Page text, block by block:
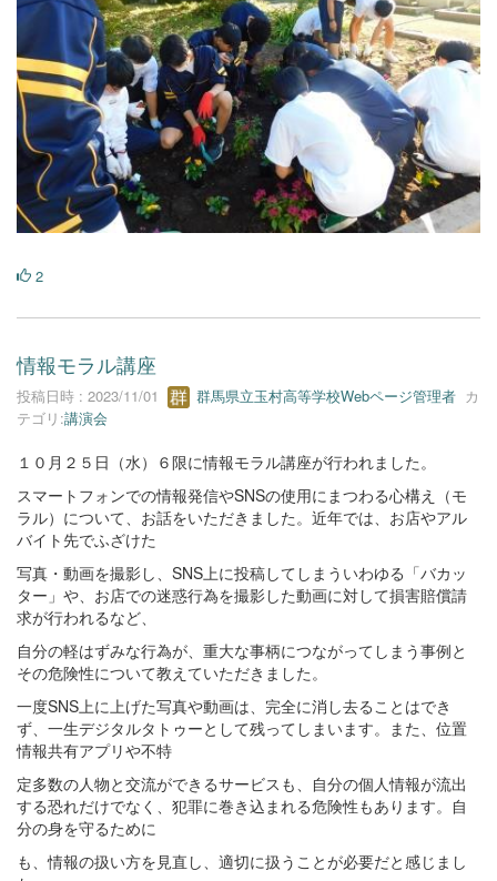
2
情報モラル講座
投稿日時 : 2023/11/01 群馬県立玉村高等学校Webページ管理者 カ
テゴリ:講演会
１０月２５日（水）６限に情報モラル講座が行われました。
スマートフォンでの情報発信やSNSの使用にまつわる心構え（モ
ラル）について、お話をいただきました。近年では、お店やアル
バイト先でふざけた
写真・動画を撮影し、SNS上に投稿してしまういわゆる「バカッ
ター」や、お店での迷惑行為を撮影した動画に対して損害賠償請
求が行われるなど、
自分の軽はずみな行為が、重大な事柄につながってしまう事例と
その危険性について教えていただきました。
一度SNS上に上げた写真や動画は、完全に消し去ることはでき
ず、一生デジタルタトゥーとして残ってしまいます。また、位置
情報共有アプリや不特
定多数の人物と交流ができるサービスも、自分の個人情報が流出
する恐れだけでなく、犯罪に巻き込まれる危険性もあります。自
分の身を守るために
も、情報の扱い方を見直し、適切に扱うことが必要だと感じまし